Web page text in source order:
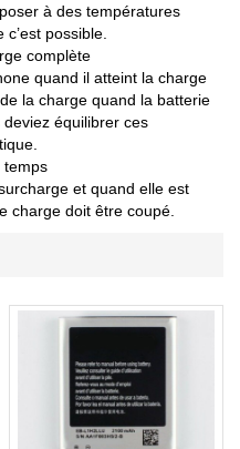
à des températures
possible.
complète
quand il atteint la charge
la charge quand la batterie
équilibrer ces
temps
et quand elle est
charge doit être coupé.